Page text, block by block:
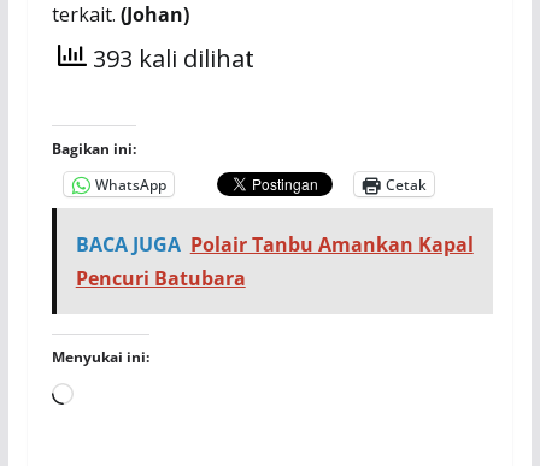
terkait. (Johan)
393 kali dilihat
Bagikan ini:
WhatsApp
Cetak
BACA JUGA Polair Tanbu Amankan Kapal
Pencuri Batubara
Menyukai ini:
Memuat...